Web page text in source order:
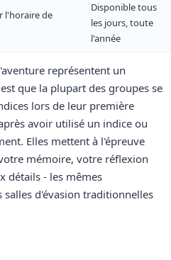
l'horaire de
Disponible tous
les jours, toute
l'année
représentent un
que la plupart des groupes se
lors de leur première
avoir utilisé un indice ou
Elles mettent à l'épreuve
mémoire, votre réflexion
détails - les mêmes
d'évasion traditionnelles